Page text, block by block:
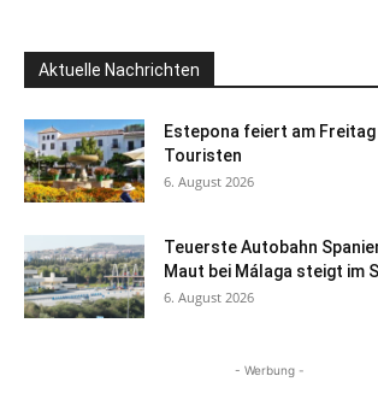
Aktuelle Nachrichten
Estepona feiert am
Touristen
6. August 2026
Teuerste Autobahn
Maut bei Málaga steigt im
6. August 2026
- Werbung -